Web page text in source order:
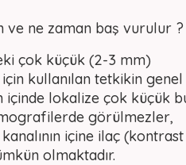
ve ne zaman baş vurulur ?
çok küçük (2-3 mm)
kullanılan tetkikin genel
içinde lokalize çok küçük
görülmezler,
içine ilaç (kontrast
olmaktadır.